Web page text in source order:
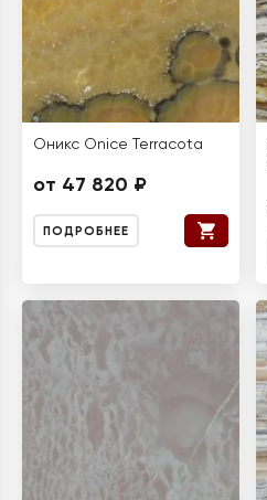
Оникс Onice Terracota
от 47 820 ₽
ПОДРОБНЕЕ